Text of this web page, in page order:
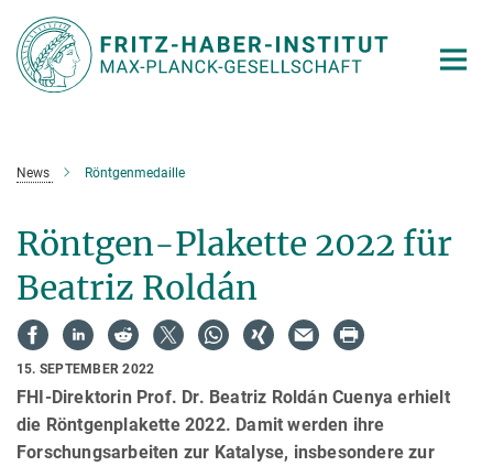
Hauptinhalt
News Röntgenmedaille
Röntgen-Plakette 2022 für
Beatriz Roldán
15. SEPTEMBER 2022
FHI-Direktorin Prof. Dr. Beatriz Roldán Cuenya erhielt
die Röntgenplakette 2022. Damit werden ihre
Forschungsarbeiten zur Katalyse, insbesondere zur